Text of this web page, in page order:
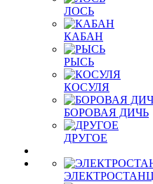
ЛОСЬ
КАБАН
РЫСЬ
КОСУЛЯ
БОРОВАЯ ДИЧЬ
ДРУГОЕ